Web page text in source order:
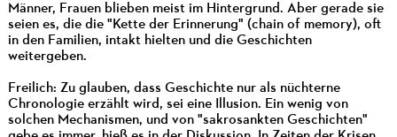
Männer, Frauen blieben meist im Hintergrund. Aber gerade sie
seien es, die die "Kette der Erinnerung" (chain of memory), oft
in den Familien, intakt hielten und die Geschichten
weitergeben.
Freilich: Zu glauben, dass Geschichte nur als nüchterne
Chronologie erzählt wird, sei eine Illusion. Ein wenig von
solchen Mechanismen, und von "sakrosankten Geschichten"